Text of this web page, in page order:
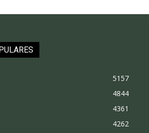
5157
4844
4361
4262